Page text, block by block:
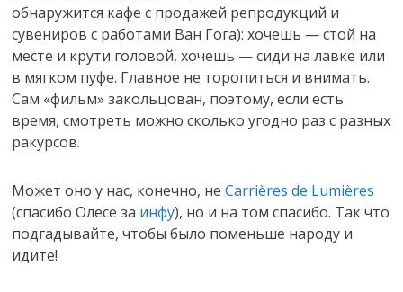
обнаружится кафе с продажей репродукций и
сувениров с работами Ван Гога): хочешь — стой на
месте и крути головой, хочешь — сиди на лавке или
в мягком пуфе. Главное не торопиться и внимать.
Сам «фильм» закольцован, поэтому, если есть
время, смотреть можно сколько угодно раз с разных
ракурсов.
Может оно у нас, конечно, неCarrières de Lumières
(спасибо Олесе за инфу), но и на том спасибо. Так что
подгадывайте, чтобы было поменьше народу и
идите!